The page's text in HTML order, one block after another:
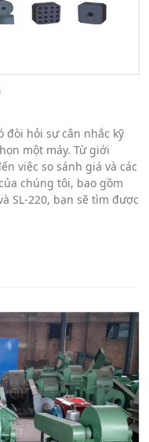
hỏi sự cân nhắc kỹ
một máy. Từ giới
việc so sánh giá và các
chúng tôi, bao gồm
SL-220, bạn sẽ tìm được